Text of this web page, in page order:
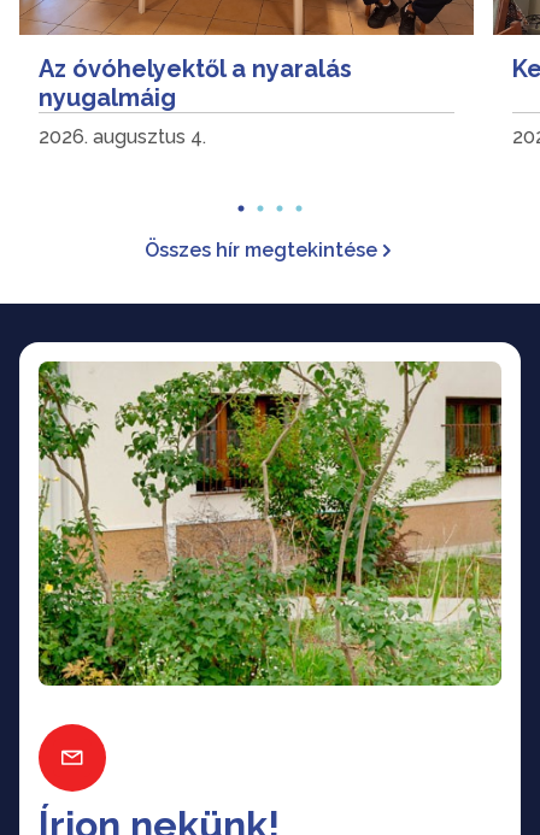
Az óvóhelyektől a nyaralás
nyugalmáig
2026. augusztus 4.
Összes hír megtekintése
Írjon nekünk!